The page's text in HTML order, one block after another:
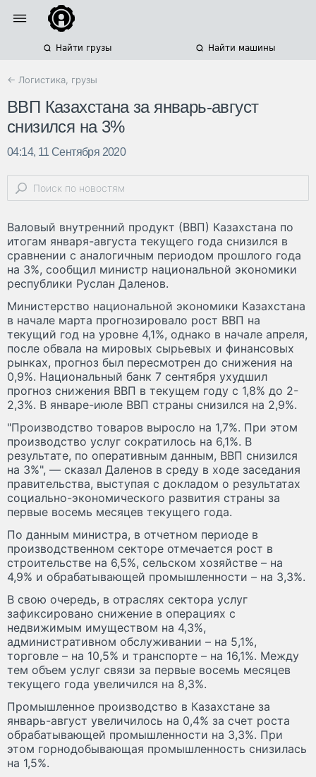
Найти грузы Найти машины
← Логистика, грузы
ВВП Казахстана за январь-август
снизился на 3%
04:14, 11 Сентября 2020
Валовый внутренний продукт (ВВП) Казахстана по
итогам января-августа текущего года снизился в
сравнении с аналогичным периодом прошлого года
на 3%, сообщил министр национальной экономики
республики Руслан Даленов.
Министерство национальной экономики Казахстана
в начале марта прогнозировало рост ВВП на
текущий год на уровне 4,1%, однако в начале апреля,
после обвала на мировых сырьевых и финансовых
рынках, прогноз был пересмотрен до снижения на
0,9%. Национальный банк 7 сентября ухудшил
прогноз снижения ВВП в текущем году с 1,8% до 2-
2,3%. В январе-июле ВВП страны снизился на 2,9%.
"Производство товаров выросло на 1,7%. При этом
производство услуг сократилось на 6,1%. В
результате, по оперативным данным, ВВП снизился
на 3%", — сказал Даленов в среду в ходе заседания
правительства, выступая с докладом о результатах
социально-экономического развития страны за
первые восемь месяцев текущего года.
По данным министра, в отчетном периоде в
производственном секторе отмечается рост в
строительстве на 6,5%, сельском хозяйстве – на
4,9% и обрабатывающей промышленности – на 3,3%.
В свою очередь, в отраслях сектора услуг
зафиксировано снижение в операциях с
недвижимым имуществом на 4,3%,
административном обслуживании – на 5,1%,
торговле – на 10,5% и транспорте – на 16,1%. Между
тем объем услуг связи за первые восемь месяцев
текущего года увеличился на 8,3%.
Промышленное производство в Казахстане за
январь-август увеличилось на 0,4% за счет роста
обрабатывающей промышленности на 3,3%. При
этом горнодобывающая промышленность снизилась
на 1,5%.